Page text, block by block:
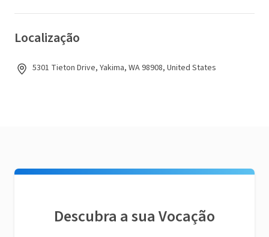
Localização
5301 Tieton Drive, Yakima, WA 98908, United States
Descubra a sua Vocação